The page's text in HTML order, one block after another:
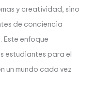
y creatividad, sino
de conciencia
Este enfoque
estudiantes para el
un mundo cada vez